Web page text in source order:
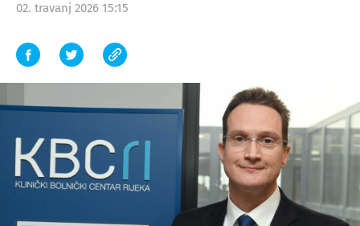
02. travanj 2026 15:15